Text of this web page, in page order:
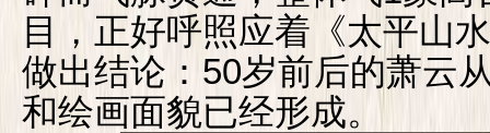
目，正好呼照应着《太平山
做出结论：50岁前后的萧云
和绘画面貌已经形成。